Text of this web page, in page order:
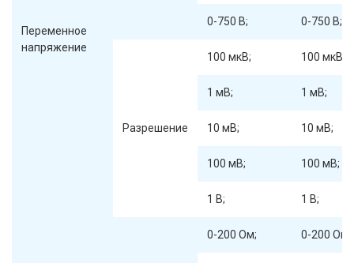
Переменное
напряжение
0-750 В; 0-750 В;
Разрешение
100 мкВ; 100 мкВ;
1 мВ; 1 мВ;
10 мВ; 10 мВ;
100 мВ; 100 мВ;
1 В; 1 В;
0-200 Ом; 0-200 Ом;